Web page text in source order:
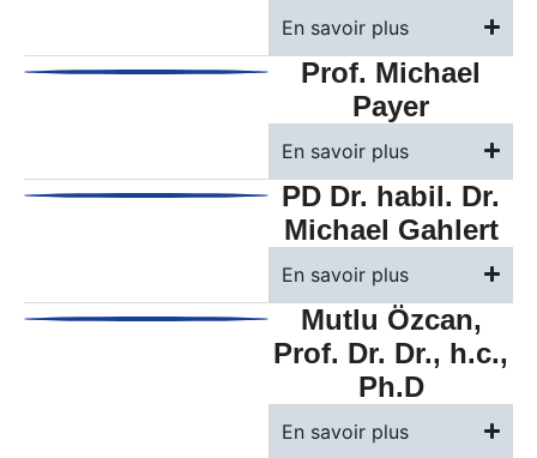
En savoir plus
Prof. Michael
Payer
En savoir plus
PD Dr. habil. Dr.
Michael Gahlert
En savoir plus
Mutlu Özcan,
Prof. Dr. Dr., h.c.,
Ph.D
En savoir plus